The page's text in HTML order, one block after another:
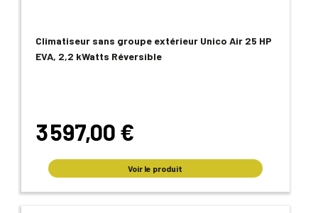
Climatiseur sans groupe extérieur Unico Air 25 HP
EVA, 2,2 kWatts Réversible
3 597,00 €
Voir le produit